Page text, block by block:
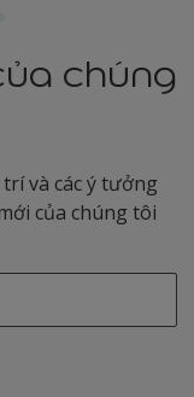
chúng
và các ý tưởng
của chúng tôi